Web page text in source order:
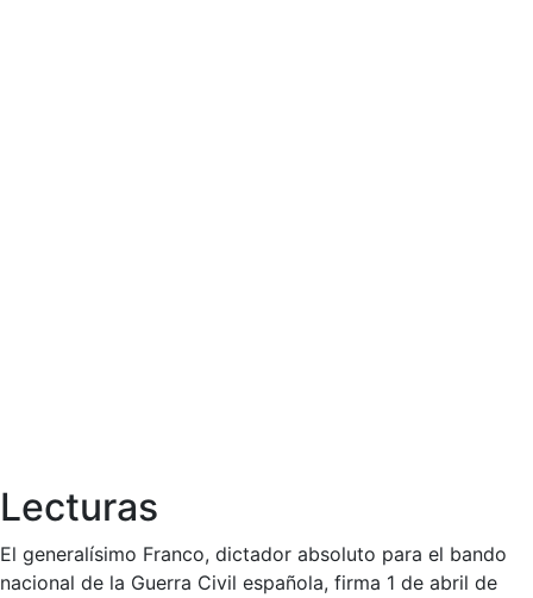
Lecturas
El generalísimo Franco, dictador absoluto para el bando
nacional de la Guerra Civil española, firma 1 de abril de